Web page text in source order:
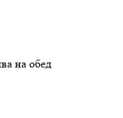
на обед